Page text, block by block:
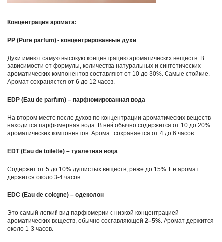
Концентрация аромата:
PP (Pure parfum) - концентрированные духи
Духи имеют самую высокую концентрацию ароматических веществ. В
зависимости от формулы, количества натуральных и синтетических
ароматических компонентов составляют от 10 до 30%. Самые стойкие.
Аромат сохраняется от 6 до 12 часов.
EDP (Eau de parfum) – парфюмированная вода
На втором месте после духов по концентрации ароматических веществ
находится парфюмерная вода. В ней обычно содержится от 10 до 20%
ароматических компонентов. Аромат сохраняется от 4 до 6 часов.
EDT (Eau de toilette) – туалетная вода
Содержит от 5 до 10% душистых веществ, реже до 15%. Ее аромат
держится около 3-4 часов.
EDC (Eau de cologne) – одеколон
Это самый легкий вид парфюмерии с низкой концентрацией
ароматических веществ, обычно составляющей 2–5%. Аромат держится
около 1-3 часов.